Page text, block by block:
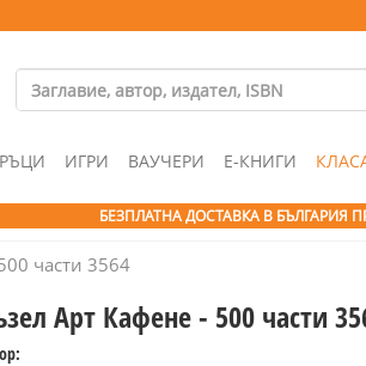
ИГРИ ВАУЧЕРИ Е-КНИГИ
БЕЗПЛАТНА ДОСТАВКА В БЪЛГАРИЯ
части 3564
Арт Кафене - 500 части